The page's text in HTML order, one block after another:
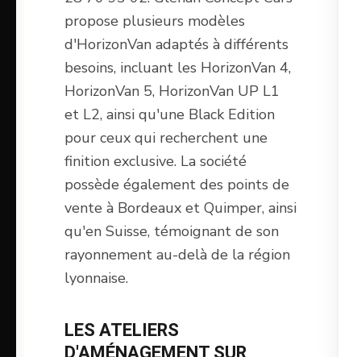
propose plusieurs modèles
d'HorizonVan adaptés à différents
besoins, incluant les HorizonVan 4,
HorizonVan 5, HorizonVan UP L1
et L2, ainsi qu'une Black Edition
pour ceux qui recherchent une
finition exclusive. La société
possède également des points de
vente à Bordeaux et Quimper, ainsi
qu'en Suisse, témoignant de son
rayonnement au-delà de la région
lyonnaise.
LES ATELIERS
D'AMÉNAGEMENT SUR